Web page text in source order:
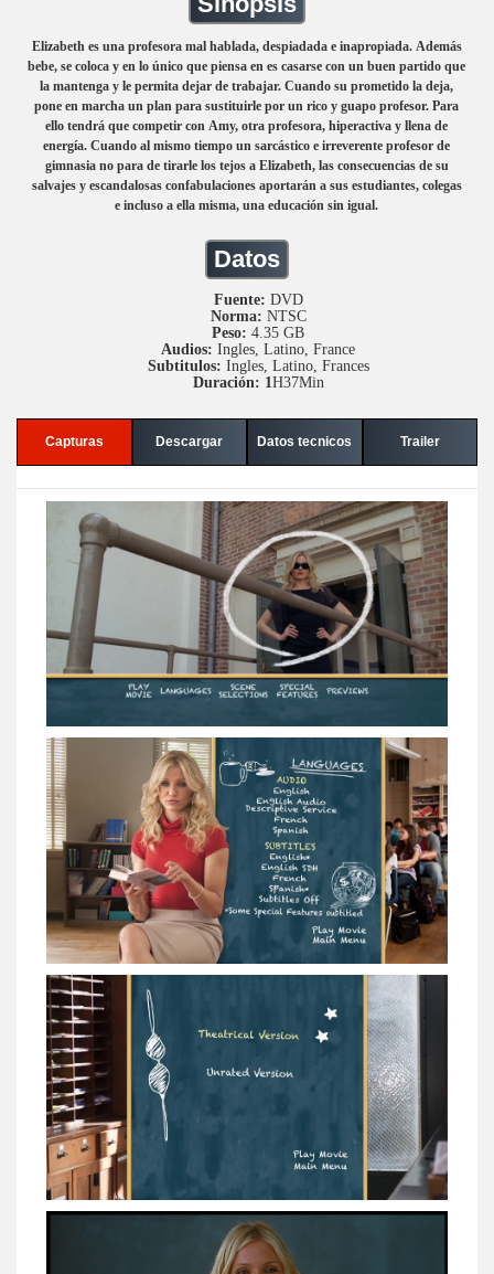
Elizabeth es una profesora mal hablada, despiadada e inapropiada. Además
bebe, se coloca y en lo único que piensa en es casarse con un buen partido que
la mantenga y le permita dejar de trabajar. Cuando su prometido la deja,
pone en marcha un plan para sustituirle por un rico y guapo profesor. Para
ello tendrá que competir con Amy, otra profesora, hiperactiva y llena de
energía. Cuando al mismo tiempo un sarcástico e irreverente profesor de
gimnasia no para de tirarle los tejos a Elizabeth, las consecuencias de su
salvajes y escandalosas confabulaciones aportarán a sus estudiantes, colegas
e incluso a ella misma, una educación sin igual.
Datos
Fuente: DVD
Norma: NTSC
Peso: 4.35 GB
Audios: Ingles, Latino, France
Subtitulos: Ingles, Latino, Frances
Duración: 1H37Min
Capturas Descargar Datos tecnicos Trailer